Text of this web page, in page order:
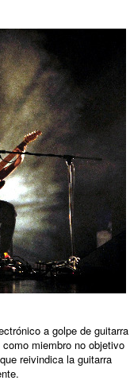
a golpe de guitarra
miembro no objetivo
reivindica la guitarra